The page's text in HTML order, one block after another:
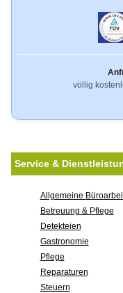
völlig
Service &
Allgemeine
Betreuung & Pflege
Detekteien
Gastronomie
Pflege
Reparaturen
Steuern